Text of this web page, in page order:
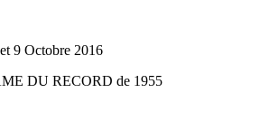
9 Octobre 2016
DU RECORD de 1955